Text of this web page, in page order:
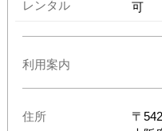
レンタル 可
利用案内
住所 〒